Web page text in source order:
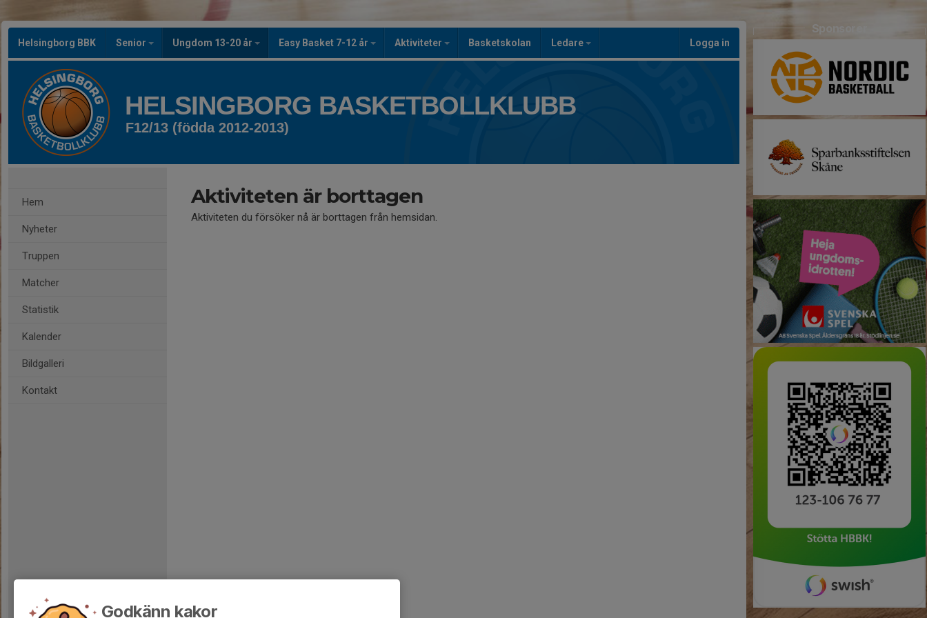
Helsingborg BBK Senior Ungdom 13-20 år Easy Basket 7-12 år Aktiviteter Basketskolan Ledare Logga in
HELSINGBORG BASKETBOLLKLUBB
F12/13 (födda 2012-2013)
Hem
Nyheter
Truppen
Matcher
Statistik
Kalender
Bildgalleri
Kontakt
Aktiviteten är borttagen
Aktiviteten du försöker nå är borttagen från hemsidan.
Sponsorer
Godkänn kakor